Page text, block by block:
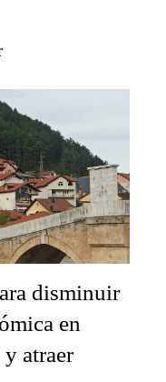
disminuir
en
atraer